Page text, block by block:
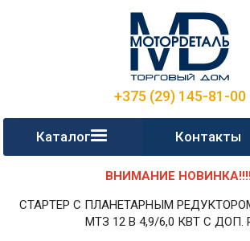
+375 (29) 145-81-00
Каталог Контакты
ВНИМАНИЕ
СТАРТЕР С ПЛАНЕТАРНЫМ
МТЗ 12 В 4,9/6,0 КВТ С ДОП.